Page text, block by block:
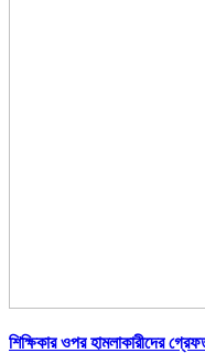
শিক্ষিকার ওপর হামলাকারীদের